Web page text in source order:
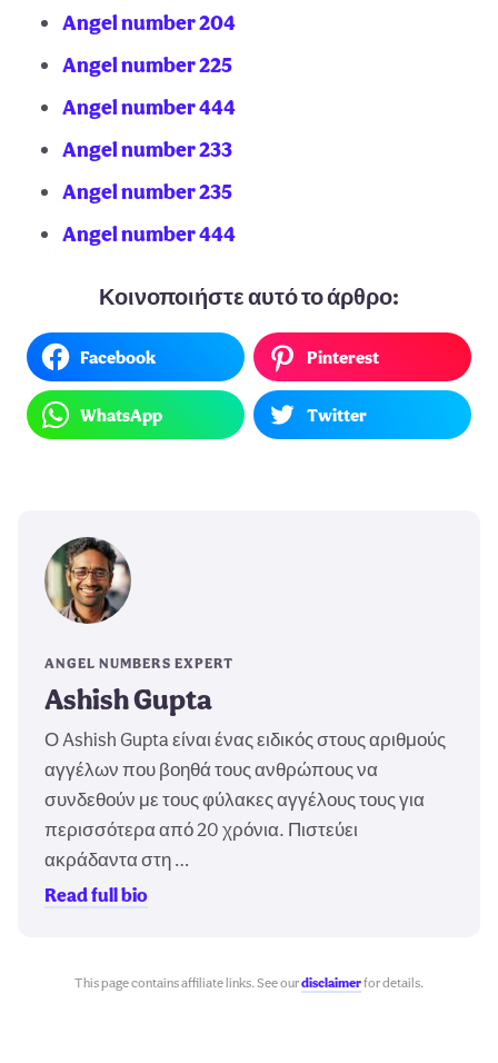
Angel number 204
Angel number 225
Angel number 444
Angel number 233
Angel number 235
Angel number 444
Κοινοποιήστε αυτό το άρθρο:
Facebook Pinterest
WhatsApp Twitter
ANGEL NUMBERS EXPERT
Ashish Gupta
Ο Ashish Gupta είναι ένας ειδικός στους αριθμούς
αγγέλων που βοηθά τους ανθρώπους να
συνδεθούν με τους φύλακες αγγέλους τους για
περισσότερα από 20 χρόνια. Πιστεύει
ακράδαντα στη …
Read full bio
This page contains affiliate links. See ourdisclaimerfor details.